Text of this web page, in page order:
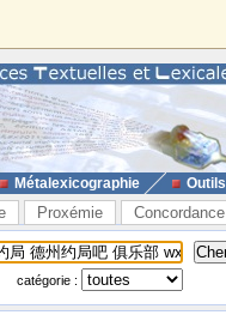
Métalexicographie Outils
Proxémie Concordance
catégorie :